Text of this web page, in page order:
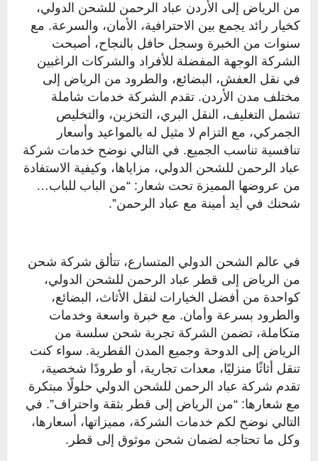
من الرياض إلى الأردن عباد الرحمن للشحن الدولي،
كخيار رائد يجمع بين الاحترافية، الأمان، والسرعة. مع
سنوات من الخبرة وسجل حافل بالنجاح، أصبحت
الشركة الوجهة المفضلة للأفراد والشركات الراغبين
في نقل العفش، البضائع، والطرود من الرياض إلى
مختلف مدن الأردن. تقدم الشركة خدمات شاملة
تشمل التغليف، النقل البري، التخزين، والتخليص
الجمركي، مع التزام لا مثيل له بالمواعيد وأسعار
تنافسية تناسب الجميع. في التالي نوضح خدمات شركة
عباد الرحمن للشحن الدولي، مزاياها، وكيفية الاستفادة
من عروضها المميزة تحت شعار: “من الباب للباب…
شحنك في أيد أمينة مع عباد الرحمن”.
في عالم الشحن الدولي المتسارع، تتألق شركة شحن
من الرياض إلى قطر عباد الرحمن للشحن الدولي،
كواحدة من أفضل الخيارات لنقل الأثاث، البضائع،
والطرود بسرعة وأمان. مع خبرة واسعة وخدمات
متكاملة، تضمن الشركة تجربة شحن سلسة من
الرياض إلى الدوحة وجميع المدن القطرية. سواء كنت
تنقل أثاثًا منزليًا، معدات تجارية، أو طرودًا شخصية،
تقدم شركة عباد الرحمن للشحن الدولي حلولًا مبتكرة
مع شعارها: “من الرياض إلى قطر بثقة واحتراف”. في
التالي نوضح لكم خدمات الشركة، مميزاتها، أسعارها،
وكل ما تحتاجه لضمان شحن موثوق إلى قطر.